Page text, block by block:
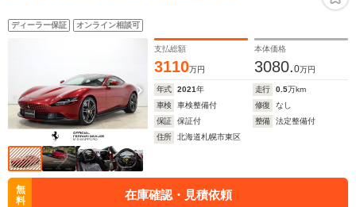
ディーラー保証 オンライン相談可
支払総額
3110万円
本体価格
3080.0万円
年式 2021年 走行 0.5万km
車検
車検整備付 修復
なし
保証
保証付 整備
法定整備付
住所
北海道札幌市東区
無
料
在庫確認・見積依頼